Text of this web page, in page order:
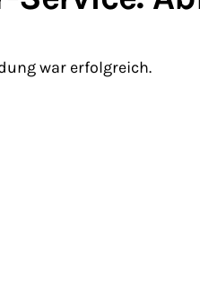
war erfolgreich.